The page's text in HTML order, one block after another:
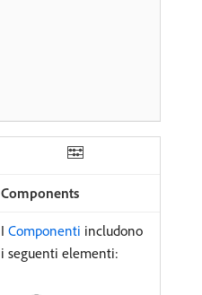
Components
I Componenti includono
i seguenti elementi: